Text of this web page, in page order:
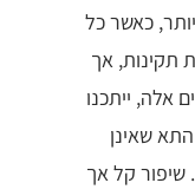
כאשר כל
תקינות, אך
אלה, ייתכנו
שאינן
שיפור קל אך